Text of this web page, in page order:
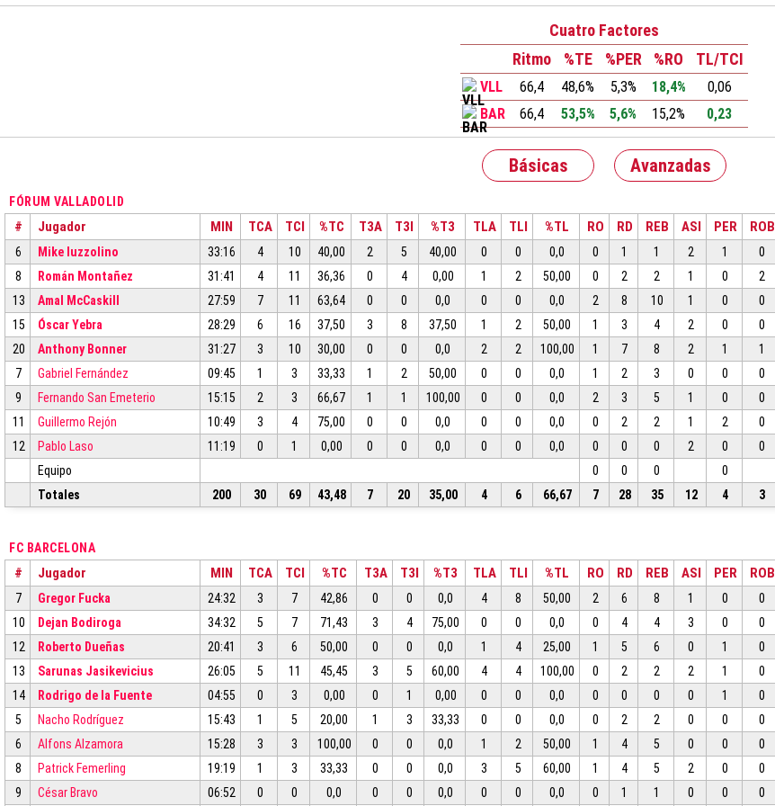
Cuatro Factores
Ritmo
%TE %PER %RO TL/TCI
VLL 66,4 48,6% 5,3% 18,4%
0,06
BAR
66,4 53,5% 5,6% 15,2% 0,23
Básicas Avanzadas
FÓRUM VALLADOLID
# Jugador MIN TCA TCI %TC T3A T3I %T3 TLA TLI %TL RO RD REB ASI PER ROB
6 Mike Iuzzolino 33:16 4 10 40,00 2 5 40,00 0 0 0,0 0 1 1 2 1 0
8
Román Montañez 31:41 4 11 36,36 0 4 0,00 1 2 50,00 0 2 2 1 0 2
13
Amal McCaskill 27:59 7 11 63,64 0 0 0,0 0 0 0,0 2 8 10 1 0 0
15
Óscar Yebra 28:29 6 16 37,50 3 8 37,50 1 2 50,00 1 3 4 2 0 0
20
Anthony Bonner 31:27 3 10 30,00 0 0 0,0 2 2 100,00 1 7 8 2 1 1
7
Gabriel Fernández 09:45 1 3 33,33 1 2 50,00 0 0 0,0 1 2 3 0 0 0
9
Fernando San Emeterio 15:15 2 3 66,67 1 1 100,00 0 0 0,0 2 3 5 1 0 0
11
Guillermo Rejón 10:49 3 4 75,00 0 0 0,0 0 0 0,0 0 2 2 1 2 0
12
Pablo Laso 11:19 0 1 0,00 0 0 0,0 0 0 0,0 0 0 0 2 0 0
Equipo
0 0 0 0
Totales
200 30 69 43,48 7 20 35,00 4 6 66,67 7 28 35 12 4 3
FC BARCELONA
# Jugador MIN TCA TCI %TC T3A T3I %T3 TLA TLI %TL RO RD REB ASI PER ROB
7 Gregor Fucka 24:32 3 7 42,86 0 0 0,0 4 8 50,00 2 6 8 1 0 0
10
Dejan Bodiroga 34:32 5 7 71,43 3 4 75,00 0 0 0,0 0 4 4 3 0 0
12
Roberto Dueñas 20:41 3 6 50,00 0 0 0,0 1 4 25,00 1 5 6 0 1 0
13
Sarunas Jasikevicius 26:05 5 11 45,45 3 5 60,00 4 4 100,00 0 2 2 2 1 0
14
Rodrigo de la Fuente 04:55 0 3 0,00 0 1 0,00 0 0 0,0 0 0 0 0 1 0
5
Nacho Rodríguez 15:43 1 5 20,00 1 3 33,33 0 0 0,0 0 2 2 0 0 0
6
Alfons Alzamora 15:28 3 3 100,00 0 0 0,0 1 2 50,00 1 4 5 0 0 0
8
Patrick Femerling 19:19 1 3 33,33 0 0 0,0 3 5 60,00 1 4 5 2 0 0
9
César Bravo 06:52 0 0 0,0 0 0 0,0 0 0 0,0 0 1 1 0 0 0